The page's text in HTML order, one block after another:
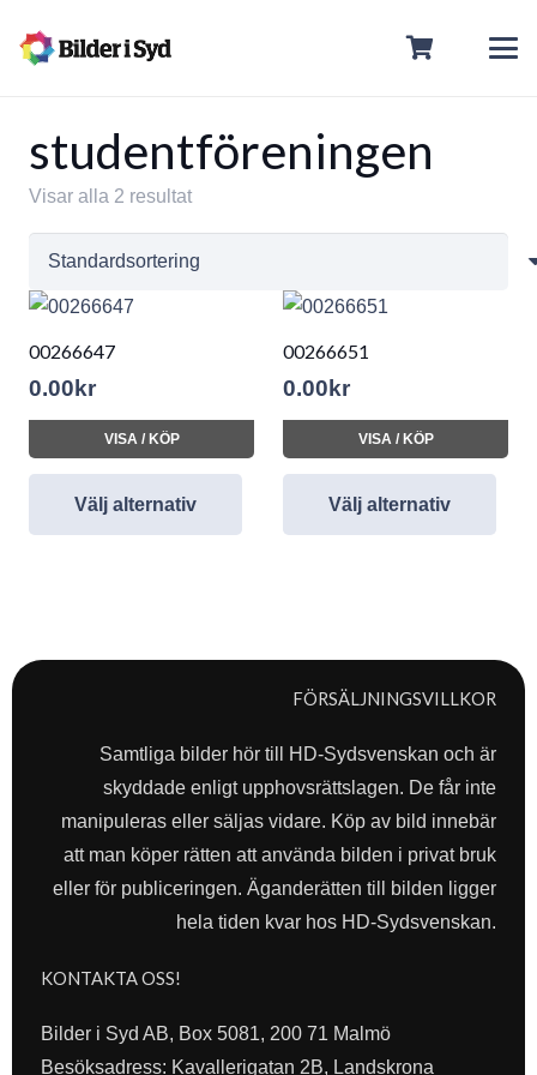
studentföreningen
Visar alla 2 resultat
00266647
0.00 kr
VISA / KÖP
Välj alternativ
00266651
0.00 kr
VISA / KÖP
Välj alternativ
FÖRSÄLJNINGSVILLKOR
Samtliga bilder hör till HD-Sydsvenskan och är
skyddade enligt upphovsrättslagen. De får inte
manipuleras eller säljas vidare. Köp av bild innebär
att man köper rätten att använda bilden i privat bruk
eller för publiceringen. Äganderätten till bilden ligger
hela tiden kvar hos HD-Sydsvenskan.
KONTAKTA OSS!
Bilder i Syd AB, Box 5081, 200 71 Malmö
Besöksadress: Kavallerigatan 2B, Landskrona